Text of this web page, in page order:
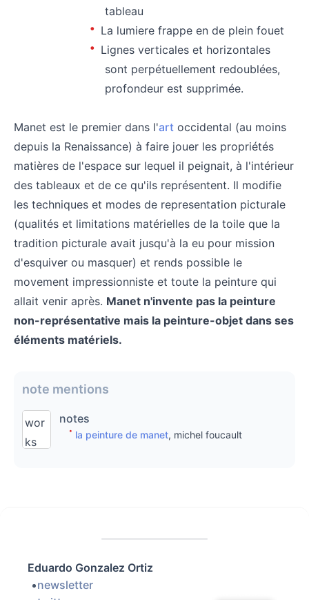
tableau
La lumiere frappe en de plein fouet
Lignes verticales et horizontales
sont perpétuellement redoublées,
profondeur est supprimée.
Manet est le premier dans l'art occidental (au moins
depuis la Renaissance) à faire jouer les propriétés
matières de l'espace sur lequel il peignait, à l'intérieur
des tableaux et de ce qu'ils représentent. Il modifie
les techniques et modes de representation picturale
(qualités et limitations matérielles de la toile que la
tradition picturale avait jusqu'à la eu pour mission
d'esquiver ou masquer) et rends possible le
movement impressionniste et toute la peinture qui
allait venir après. Manet n'invente pas la peinture
non-représentative mais la peinture-objet dans ses
éléments matériels.
note mentions
wor
ks
my
notes
la peinture de manet, michel foucault
Eduardo Gonzalez Ortiz
newsletter